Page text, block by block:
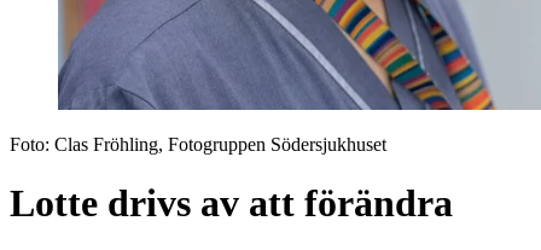
Foto: Clas Fröhling, Fotogruppen Södersjukhuset
Lotte drivs av att förändra